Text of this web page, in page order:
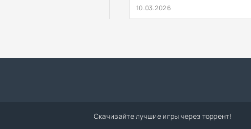
10.03.2026
Скачивайте лучшие игры через торрент!